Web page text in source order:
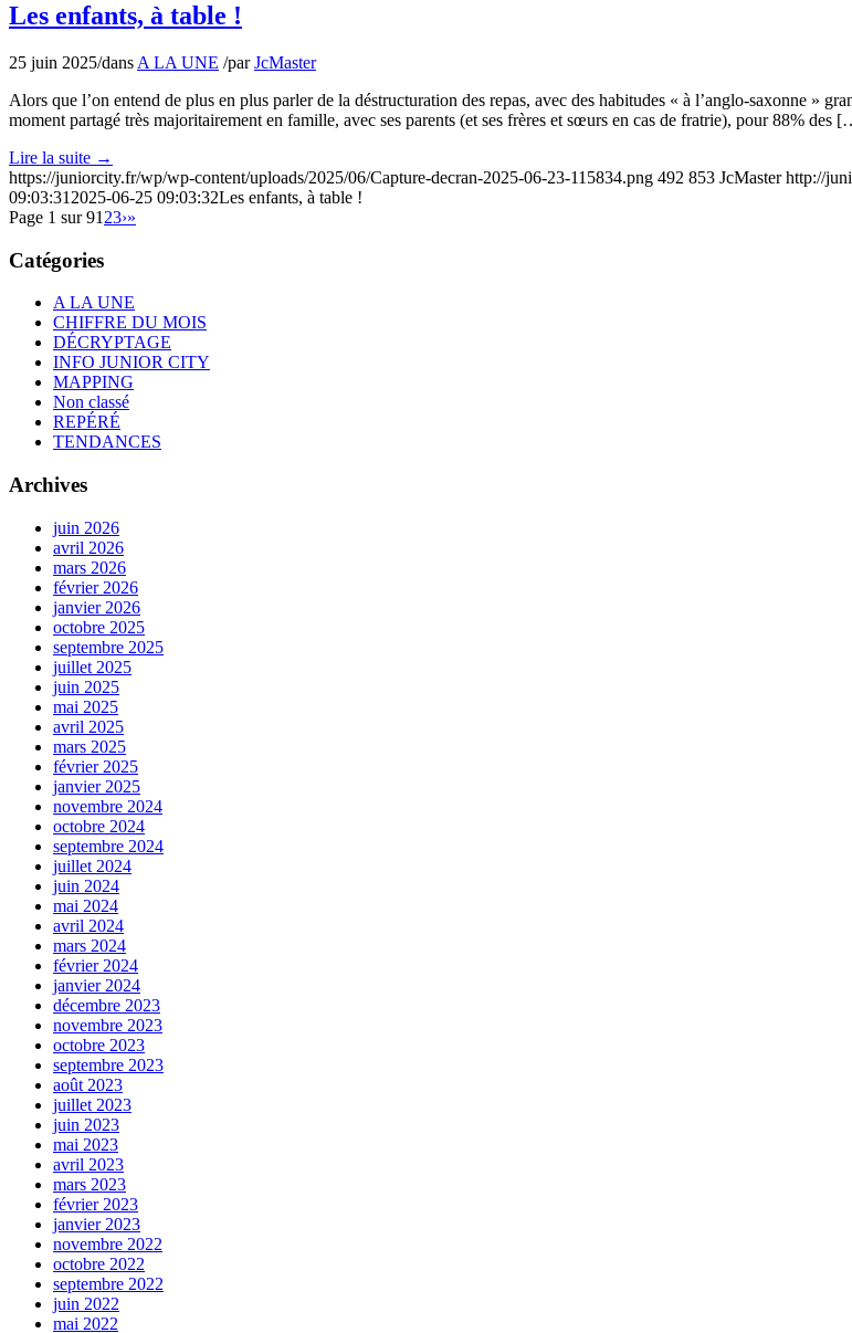
Les enfants, à table !
25 juin 2025/dans A LA UNE /parJcMaster
Alors que l’on entend de plus en plus parler de la déstructuration des repas, avec des habitudes « à l’anglo-saxonne »
moment partagé très majoritairement en famille, avec ses parents (et ses frères et sœurs en cas de fratrie), pour 88% des
Lire la suite →
https://juniorcity.fr/wp/wp-content/uploads/2025/06/Capture-decran-2025-06-23-115834.png 492 853 JcMaster http://
09:03:31 2025-06-25 09:03:32Les enfants, à table !
Page 1 sur 91 23›»
Catégories
A LA UNE
CHIFFRE DU MOIS
DÉCRYPTAGE
INFO JUNIOR CITY
MAPPING
Non classé
REPÉRÉ
TENDANCES
Archives
juin 2026
avril 2026
mars 2026
février 2026
janvier 2026
octobre 2025
septembre 2025
juillet 2025
juin 2025
mai 2025
avril 2025
mars 2025
février 2025
janvier 2025
novembre 2024
octobre 2024
septembre 2024
juillet 2024
juin 2024
mai 2024
avril 2024
mars 2024
février 2024
janvier 2024
décembre 2023
novembre 2023
octobre 2023
septembre 2023
août 2023
juillet 2023
juin 2023
mai 2023
avril 2023
mars 2023
février 2023
janvier 2023
novembre 2022
octobre 2022
septembre 2022
juin 2022
mai 2022